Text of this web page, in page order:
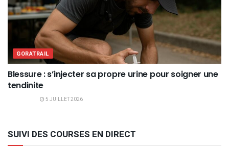
GORATRAIL
Blessure : s’injecter sa propre urine pour soigner une
tendinite
5 JUILLET 2026
SUIVI DES COURSES EN DIRECT